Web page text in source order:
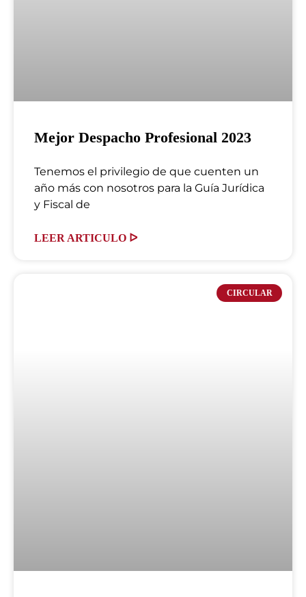
Mejor Despacho Profesional 2023
Tenemos el privilegio de que cuenten un
año más con nosotros para la Guía Jurídica
y Fiscal de
LEER ARTICULO ᐅ
CIRCULAR